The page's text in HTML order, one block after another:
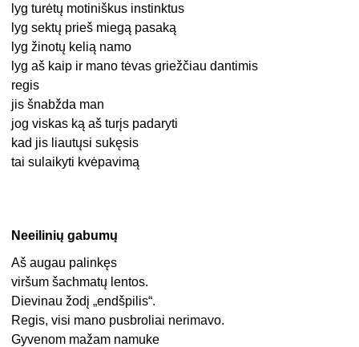
lyg turėtų motiniškus instinktus
lyg sektų prieš miegą pasaką
lyg žinotų kelią namo
lyg aš kaip ir mano tėvas griežčiau dantimis
regis
jis šnabžda man
jog viskas ką aš turįs padaryti
kad jis liautųsi sukęsis
tai sulaikyti kvėpavimą
Neeilinių gabumų
Aš augau palinkęs
viršum šachmatų lentos.
Dievinau žodį „endšpilis“.
Regis, visi mano pusbroliai nerimavo.
Gyvenom mažam namuke